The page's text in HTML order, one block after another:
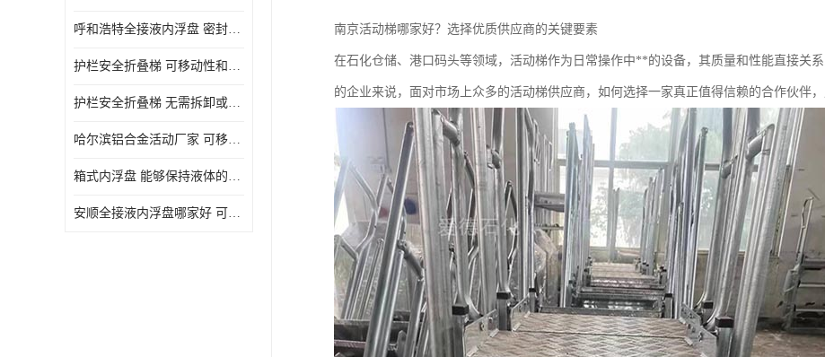
呼和浩特全接液内浮盘 密封性能好 有效保护液体质量
护栏安全折叠梯 可移动性和安全性较高 占用空间小
护栏安全折叠梯 无需拆卸或重新安装 占用空间小
哈尔滨铝合金活动厂家 可移动性和安全性较高 占用空间小
箱式内浮盘 能够保持液体的密闭状态 适用于多种液体储存和运输
安顺全接液内浮盘哪家好 可以自动上下浮动 密封性能好
南京活动梯哪家好？选择优质供应商的关键要素
在石化仓储、港口码头等领域，活动梯作为日常操作中**的设备，其质量和性能直接关
的企业来说，面对市场上众多的活动梯供应商，如何选择一家真正值得信赖的合作伙伴